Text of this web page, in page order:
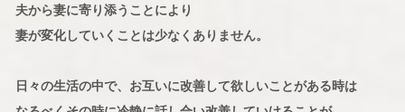
夫から妻に寄り添うことにより
妻が変化していくことは少なくありません。
日々の生活の中で、お互いに改善して欲しいことがある時は